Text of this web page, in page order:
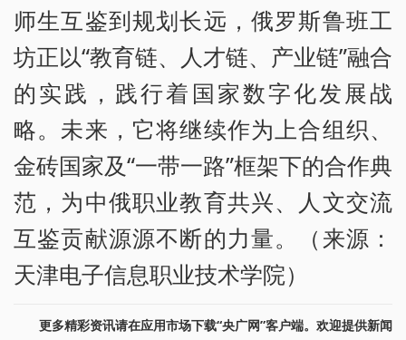
师生互鉴到规划长远，俄罗斯鲁班工
坊正以“教育链、人才链、产业链”融合
的实践，践行着国家数字化发展战
略。未来，它将继续作为上合组织、
金砖国家及“一带一路”框架下的合作典
范，为中俄职业教育共兴、人文交流
互鉴贡献源源不断的力量。（来源：
天津电子信息职业技术学院）
更多精彩资讯请在应用市场下载“央广网”客户端。欢迎提供新闻